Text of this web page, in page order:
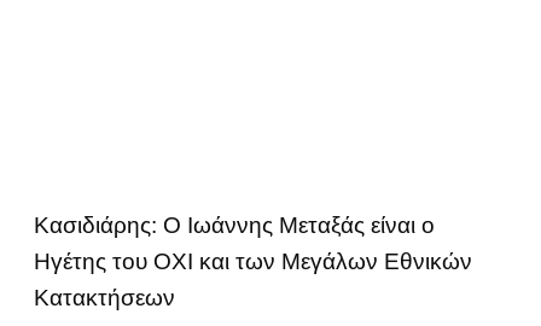
Κασιδιάρης: Ο Ιωάννης Μεταξάς είναι ο
Ηγέτης του ΟΧΙ και των Μεγάλων Εθνικών
Κατακτήσεων